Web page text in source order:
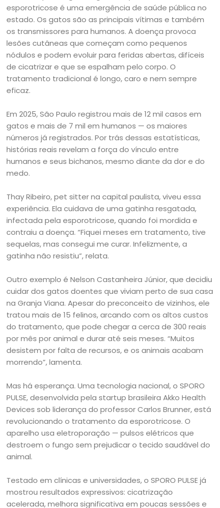
esporotricose é uma emergência de saúde pública no
estado. Os gatos são as principais vítimas e também
os transmissores para humanos. A doença provoca
lesões cutâneas que começam como pequenos
nódulos e podem evoluir para feridas abertas, difíceis
de cicatrizar e que se espalham pelo corpo. O
tratamento tradicional é longo, caro e nem sempre
eficaz.
Em 2025, São Paulo registrou mais de 12 mil casos em
gatos e mais de 7 mil em humanos — os maiores
números já registrados. Por trás dessas estatísticas,
histórias reais revelam a força do vínculo entre
humanos e seus bichanos, mesmo diante da dor e do
medo.
Thay Ribeiro, pet sitter na capital paulista, viveu essa
experiência. Ela cuidava de uma gatinha resgatada,
infectada pela esporotricose, quando foi mordida e
contraiu a doença. “Fiquei meses em tratamento, tive
sequelas, mas consegui me curar. Infelizmente, a
gatinha não resistiu”, relata.
Outro exemplo é Nelson Castanheira Júnior, que decidiu
cuidar dos gatos doentes que viviam perto de sua casa
na Granja Viana. Apesar do preconceito de vizinhos, ele
tratou mais de 15 felinos, arcando com os altos custos
do tratamento, que pode chegar a cerca de 300 reais
por mês por animal e durar até seis meses. “Muitos
desistem por falta de recursos, e os animais acabam
morrendo”, lamenta.
Mas há esperança. Uma tecnologia nacional, o SPORO
PULSE, desenvolvida pela startup brasileira Akko Health
Devices sob liderança do professor Carlos Brunner, está
revolucionando o tratamento da esporotricose. O
aparelho usa eletroporação — pulsos elétricos que
destroem o fungo sem prejudicar o tecido saudável do
animal.
Testado em clínicas e universidades, o SPORO PULSE já
mostrou resultados expressivos: cicatrização
acelerada, melhora significativa em poucas sessões e